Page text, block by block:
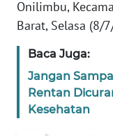
Onilimbu,
Barat, Selasa (8/
Baca Juga:
Jangan
Rentan
Kesehatan
KARIR
Wahana